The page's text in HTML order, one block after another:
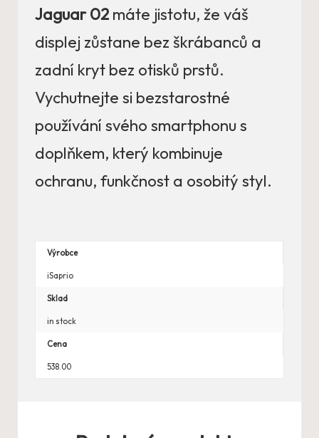
Jaguar 02 máte jistotu, že váš
displej zůstane bez škrábanců a
zadní kryt bez otisků prstů.
Vychutnejte si bezstarostné
používání svého smartphonu s
doplňkem, který kombinuje
ochranu, funkčnost a osobitý styl.
Výrobce
iSaprio
Sklad
in stock
Cena
538.00